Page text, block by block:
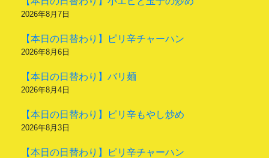
2026年8月7日
【本日の日替わり】ピリ辛チャーハン
2026年8月6日
【本日の日替わり】バリ麺
2026年8月4日
【本日の日替わり】ピリ辛もやし炒め
2026年8月3日
【本日の日替わり】ピリ辛チャーハン